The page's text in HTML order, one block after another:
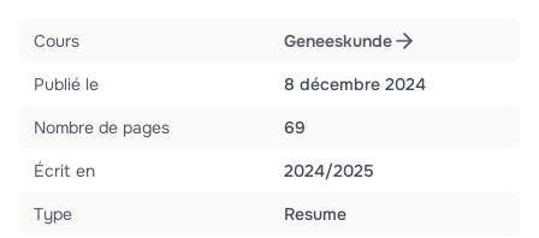
Cours
Geneeskunde
Publié le
8 décembre 2024
Nombre de pages
69
Écrit en
2024/2025
Type
Resume